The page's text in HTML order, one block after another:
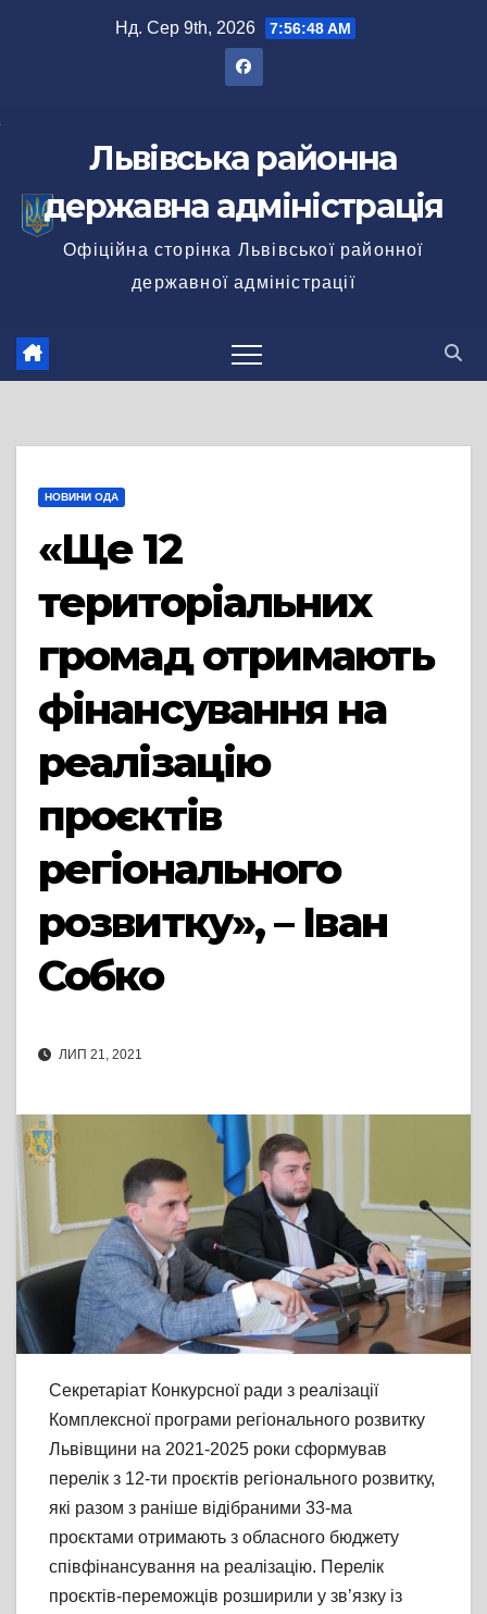
Нд. Сер 9th, 2026 7:56:48 AM
Львівська районна
державна адміністрація
Офіційна сторінка Львівської районної
державної адміністрації
НОВИНИ ОДА
«Ще 12
територіальних
громад отримають
фінансування на
реалізацію
проєктів
регіонального
розвитку», – Іван
Собко
ЛИП 21, 2021
Секретаріат Конкурсної ради з реалізації
Комплексної програми регіонального розвитку
Львівщини на 2021-2025 роки сформував
перелік з 12-ти проєктів регіонального розвитку,
які разом з раніше відібраними 33-ма
проєктами отримають з обласного бюджету
співфінансування на реалізацію. Перелік
проєктів-переможців розширили у зв’язку із